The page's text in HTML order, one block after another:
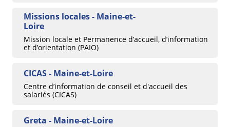
Missions locales - Maine-et-
Loire
Mission locale et Permanence d’accueil, d’information
et d’orientation (PAIO)
CICAS - Maine-et-Loire
Centre d’information de conseil et d'accueil des
salariés (CICAS)
Greta - Maine-et-Loire